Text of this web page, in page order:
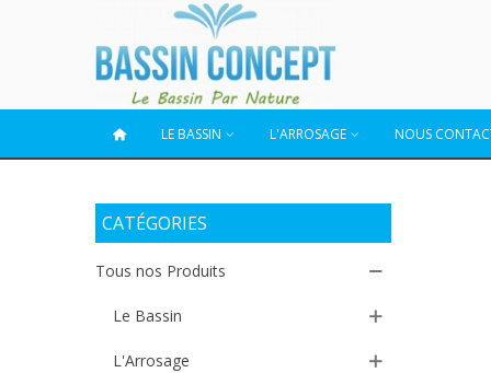
LE BASSIN L'ARROSAGE NOUS
CATÉGORIES
Tous nos Produits
Le Bassin
L'Arrosage